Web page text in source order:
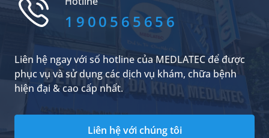
1900565656
Liên hệ ngay với số hotline của MEDLATEC để được
phục vụ và sử dụng các dịch vụ khám, chữa bệnh
hiện đại & cao cấp nhất.
Liên hệ với chúng tôi